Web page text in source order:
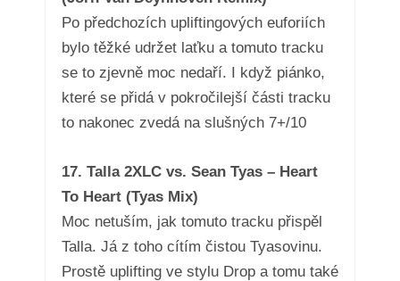
Po předchozích upliftingových euforiích
bylo těžké udržet laťku a tomuto tracku
se to zjevně moc nedaří. I když piánko,
které se přidá v pokročilejší části tracku
to nakonec zvedá na slušných 7+/10
17. Talla 2XLC vs. Sean Tyas – Heart
To Heart (Tyas Mix)
Moc netuším, jak tomuto tracku přispěl
Talla. Já z toho cítím čistou Tyasovinu.
Prostě uplifting ve stylu Drop a tomu také